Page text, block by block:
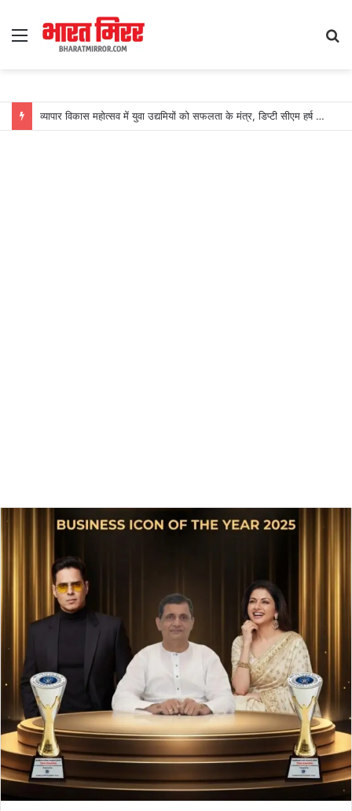
Menu
व्यापार विकास महोत्सव में युवा उद्यमियों को सफलता के मंत्र, डिप्टी सीएम हर्ष संघवी ने किया विशेष पुस्तक का विमोचन